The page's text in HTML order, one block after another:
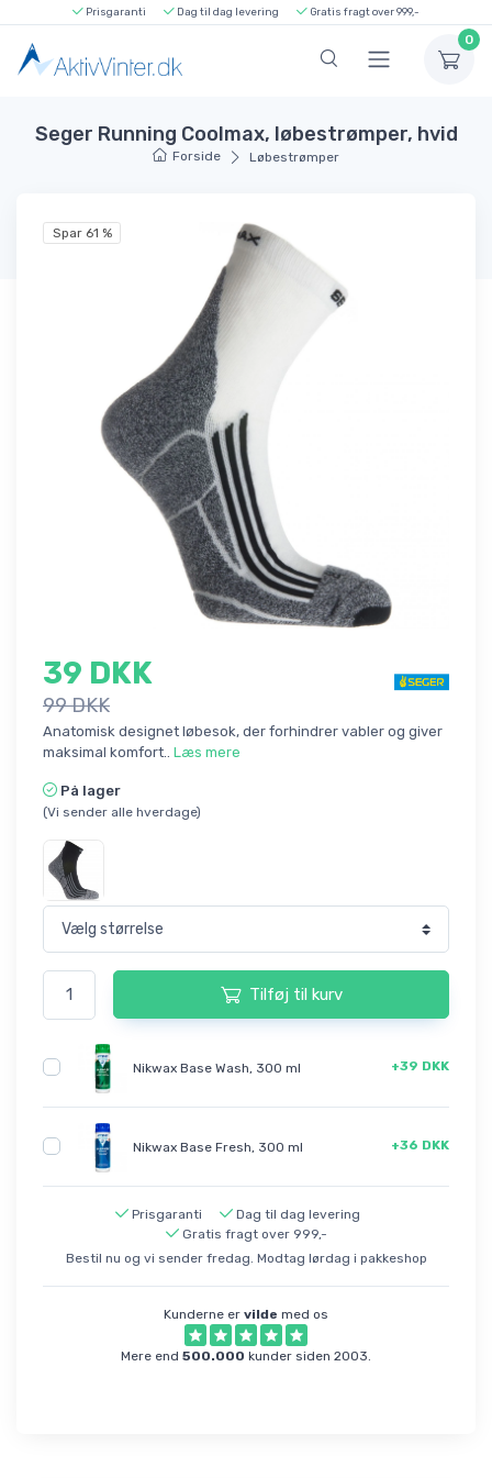
Prisgaranti Dag til dag levering Gratis fragt over 999,-
0
Seger Running Coolmax, løbestrømper, hvid
Forside Løbestrømper
Spar 61 %
39 DKK
99 DKK
Anatomisk designet løbesok, der forhindrer vabler og giver
maksimal komfort.. Læs mere
På lager
(Vi sender alle hverdage)
Tilføj til kurv
Nikwax Base Wash, 300 ml +39 DKK
Nikwax Base Fresh, 300 ml +36 DKK
Prisgaranti
Dag til dag levering
Gratis fragt over 999,-
Bestil nu og vi sender fredag. Modtag lørdag i pakkeshop
Kunderne er vilde med os
Mere end 500.000 kunder siden 2003.